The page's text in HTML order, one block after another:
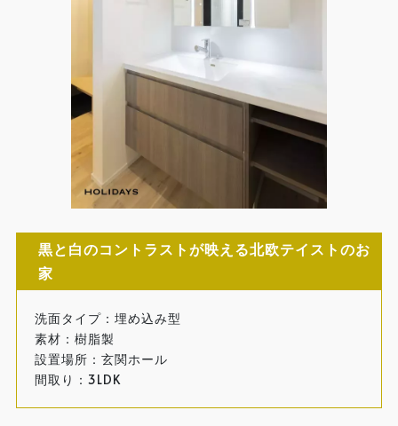
黒と白のコントラストが映える北欧テイストのお
家
洗面タイプ：埋め込み型
素材：樹脂製
設置場所：玄関ホール
間取り：3LDK